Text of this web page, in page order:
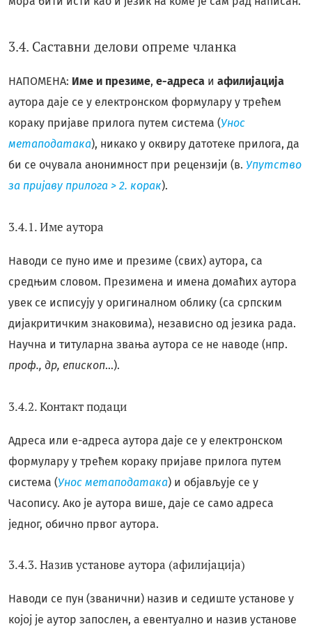
3.4. Саставни делови опреме чланка
НАПОМЕНА: Име и презиме, е-адреса и афилијација
аутора даје се у електронском формулару у трећем
кораку пријаве прилога путем система (Унос
метаподатака), никако у оквиру датотеке прилога, да
би се очувала анонимност при рецензији (в. Упутство
за пријаву прилога > 2. корак).
3.4.1. Име аутора
Наводи се пуно име и презиме (свих) аутора, са
средњим словом. Презимена и имена домаћих аутора
увек се исписују у оригиналном облику (са српским
дијакритичким знаковима), независно од језика рада.
Научна и титуларна звања аутора се не наводе (нпр.
проф., др, епископ…).
3.4.2. Контакт подаци
Адреса или е-адреса аутора даје се у електронском
формулару у трећем кораку пријаве прилога путем
система (Унос метаподатака) и објављује се у
Часопису. Ако је аутора више, даје се само адреса
једног, обично првог аутора.
3.4.3. Назив установе аутора (афилијација)
Наводи се пун (званични) назив и седиште установе у
којој је аутор запослен, а евентуално и назив установе